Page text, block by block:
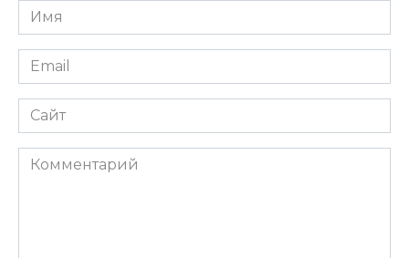
Имя
*
Email
*
Сайт
Комментарий